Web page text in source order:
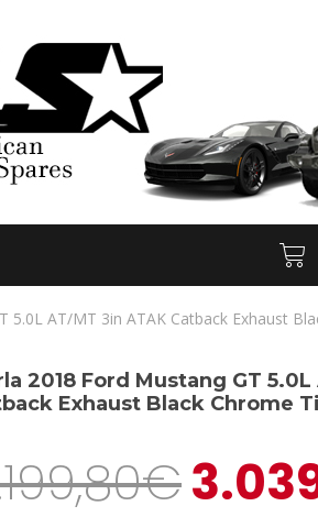
5.0L AT/MT 3in ATAK Catback Exhaust
2018 Ford Mustang GT
Exhaust Black Chrome
€